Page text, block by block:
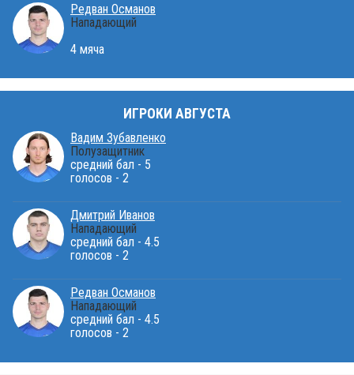
Редван Османов
Нападающий
4 мяча
ИГРОКИ АВГУСТА
Вадим Зубавленко
Полузащитник
средний бал - 5
голосов - 2
Дмитрий Иванов
Нападающий
средний бал - 4.5
голосов - 2
Редван Османов
Нападающий
средний бал - 4.5
голосов - 2